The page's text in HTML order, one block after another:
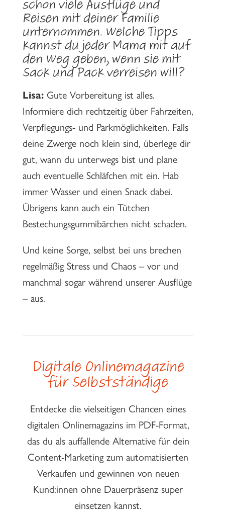
schon viele Ausflüge und
Reisen mit deiner Familie
unternommen. Welche Tipps
kannst du jeder Mama mit auf
den Weg geben, wenn sie mit
Sack und Pack verreisen will?
Lisa: Gute Vorbereitung ist alles.
Informiere dich rechtzeitig über Fahrzeiten,
Verpflegungs- und Parkmöglichkeiten. Falls
deine Zwerge noch klein sind, überlege dir
gut, wann du unterwegs bist und plane
auch eventuelle Schläfchen mit ein. Hab
immer Wasser und einen Snack dabei.
Übrigens kann auch ein Tütchen
Bestechungsgummibärchen nicht schaden.
Und keine Sorge, selbst bei uns brechen
regelmäßig Stress und Chaos – vor und
manchmal sogar während unserer Ausflüge
– aus.
Digitale Onlinemagazine
für Selbstständige
Entdecke die vielseitigen Chancen eines
digitalen Onlinemagazins im PDF-Format,
das du als auffallende Alternative für dein
Content-Marketing zum automatisierten
Verkaufen und gewinnen von neuen
Kund:innen ohne Dauerpräsenz super
einsetzen kannst.